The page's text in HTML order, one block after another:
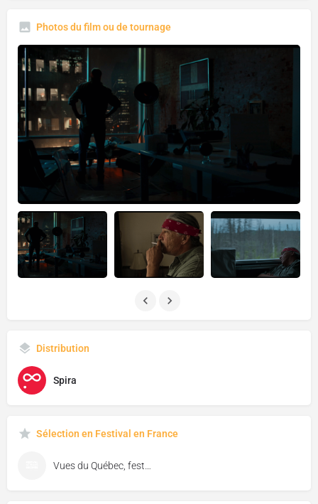
Photos du film ou de tournage
Distribution
Spira
Sélection en Festival en France
Vues du Québec, festival de cinéma de Florac